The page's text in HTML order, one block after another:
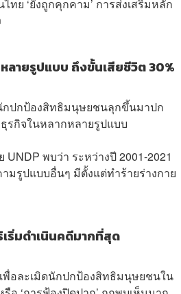
ย ‘ยังถูกคุกคาม’ การส่งเสริมหลัก
ายรูปแบบ ถึงขั้นเสียชีวิต 30%
กปกป้องสิทธิมนุษยชนลุกขึ้นมาปก
รกิจในหลากหลายรูปแบบ
พบว่า ระหว่างปี 2001-2021
มรูปแบบอื่นๆ มีตั้งแต่ทำร้ายร่างกาย
ริ่มดำเนินคดีมากที่สุด
พื่อละเมิดนักปกป้องสิทธิมนุษยชนใน